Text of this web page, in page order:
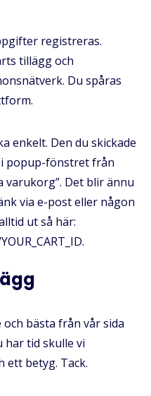
registreras.
tillägg och
Du spåras
enkelt. Den du skickade
popup-fönstret från
varukorg”. Det blir ännu
via e-post eller någon
ut så här:
bästa från vår sida
har tid skulle vi
ett betyg. Tack.